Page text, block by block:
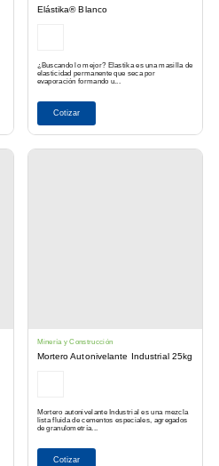
Elástika® Blanco
¿Buscando lo mejor? Elastika es una masilla de
elasticidad permanente que seca por
evaporación formando u...
Cotizar
Minería y Construcción
Mortero Autonivelante Industrial 25kg
Mortero autonivelante Industrial es una mezcla
lista fluida de cementos especiales, agregados
de granulometría...
Cotizar